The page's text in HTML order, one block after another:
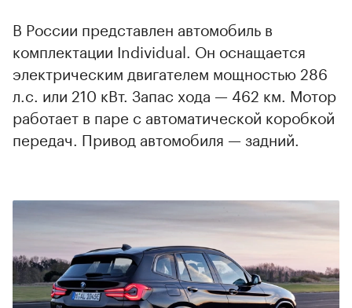
В России представлен автомобиль в
комплектации Individual. Он оснащается
электрическим двигателем мощностью 286
л.с. или 210 кВт. Запас хода — 462 км. Мотор
работает в паре с автоматической коробкой
передач. Привод автомобиля — задний.